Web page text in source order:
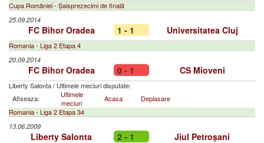
Cupa României - Șaisprezecimi de finală
25.09.2014
FC Bihor Oradea 1 - 1 Universitatea Cluj
Romania - Liga 2 Etapa 4
20.09.2014
FC Bihor Oradea 0 - 1 CS Mioveni
Liberty Salonta/ Ultimele meciuri disputate:
Afiseaza:
Ultimele
meciuri
Acasa
Deplasare
Romania - Liga 2 Etapa 34
13.06.2009
Liberty Salonta 2 - 1 Jiul Petroșani